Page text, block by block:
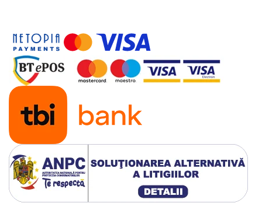
Intrerupatoare si prize
Dulapuri pentru cablare
structurata
Sigurante
Tablouri electrice
Lumina (Becuri si Lanterne)
Laptop & PC accesorii, baterii,
cabluri USB, prelungitoare USB
Cablu de date si Adaptoare
Solutii solare portabile
Lichidare de stoc